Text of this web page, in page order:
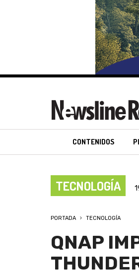
CONTENIDOS
TECNOLOGÍA
PORTADA TECNOLOGÍA
QNAP